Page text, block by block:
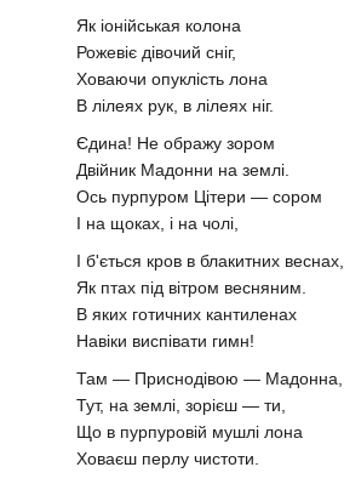
Як іонійськая колона
Рожевіє дівочий сніг,
Ховаючи опуклість лона
В лілеях рук, в лілеях ніг.
Єдина! Не ображу зором
Двійник Мадонни на землі.
Ось пурпуром Цітери — сором
І на щоках, і на чолі,
І б'ється кров в блакитних веснах,
Як птах під вітром весняним.
В яких готичних кантиленах
Навіки виспівати гимн!
Там — Приснодівою — Мадонна,
Тут, на землі, зорієш — ти,
Що в пурпуровій мушлі лона
Ховаєш перлу чистоти.